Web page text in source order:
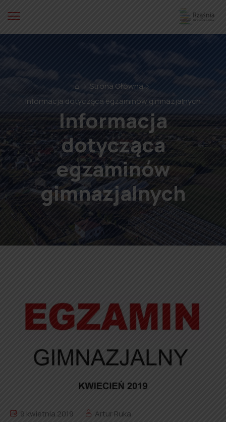
⌂
Strona Główna
Informacja dotycząca egzaminów gimnazjalnych
Informacja
dotycząca
egzaminów
gimnazjalnych
9 kwietnia 2019
Artur Ruka